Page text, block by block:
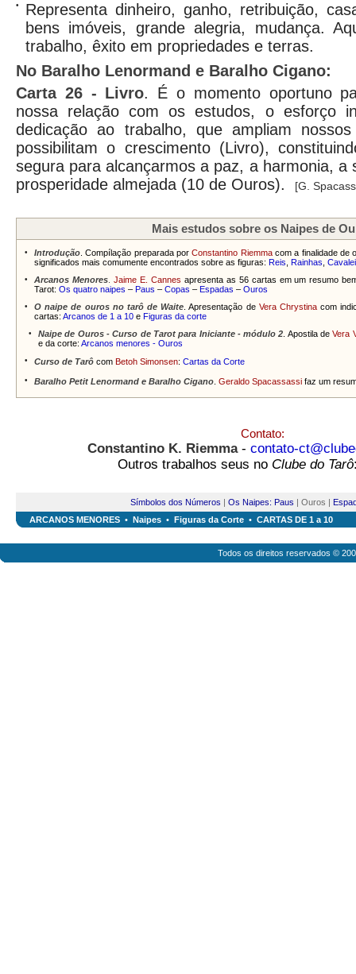
•
Representa dinheiro, ganho, retribuição,
bens imóveis, grande alegria, mudança.
trabalho, êxito em propriedades e terras.
No Baralho Lenormand e Baralho Cigano:
Carta 26 - Livro. É o momento oportuno
nossa relação com os estudos, o esforço
dedicação ao trabalho, que ampliam
possibilitam o crescimento (Livro),
segura para alcançarmos a paz, a harmonia, a
prosperidade almejada (10 de Ouros).
[G.
Mais estudos sobre os Naipes de
• Introdução . Compílação preparada porConstantino Riemmacom a finalidade de
significados mais comumente encontrados sobre as figuras: Reis Rainhas
• Arcanos Menores. Jaime E. Cannes apresenta as 56 cartas em um resumo
Tarot: Os quatro naipes – Paus – Copas – Espadas – Ouros
• O naipe de ouros no tarô de Waite . Apresentação de Vera Chrystinacom
cartas: Arcanos de 1 a 10 e Figuras da corte
• Naipe de Ouros - Curso de Tarot para Iniciante - módulo 2 . Apostila deVera
e da corte: Arcanos menores - Ouros
• Curso de Tarô com Betoh Simonsen: Cartas da Corte
• Baralho Petit Lenormand e Baralho Cigano Geraldo Spacassassi faz um
Contato:
Constantino K. Riemma - contato-
Outros trabalhos seus no Clube do Tarô
Símbolos dos Números | Os Naipes: Paus | Ouros |
ARCANOS MENORES • Naipes • Figuras da Corte • CARTAS DE 1 a 10
Todos os direitos reservados ©